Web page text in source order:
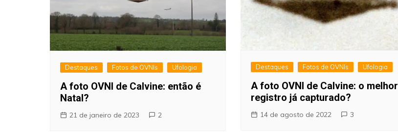
Destaques Fotos de OVNIs Ufologia
A foto OVNI de Calvine: então é
Natal?
21 de janeiro de 2023 2
Destaques Fotos de OVNIs Ufologia
A foto OVNI de Calvine: o melhor
registro já capturado?
14 de agosto de 2022 3